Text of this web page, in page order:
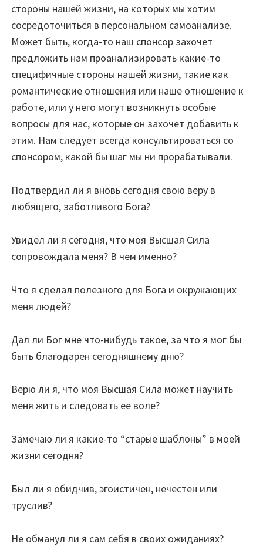
стороны нашей жизни, на которых мы хотим
сосредоточиться в персональном самоанализе.
Может быть, когда-то наш спонсор захочет
предложить нам проанализировать какие-то
специфичные стороны нашей жизни, такие как
романтические отношения или наше отношение к
работе, или у него могут возникнуть особые
вопросы для нас, которые он захочет добавить к
этим. Нам следует всегда консультироваться со
спонсором, какой бы шаг мы ни прорабатывали.
Подтвердил ли я вновь сегодня свою веру в
любящего, заботливого Бога?
Увидел ли я сегодня, что моя Высшая Сила
сопровождала меня? В чем именно?
Что я сделал полезного для Бога и окружающих
меня людей?
Дал ли Бог мне что-нибудь такое, за что я мог бы
быть благодарен сегодняшнему дню?
Верю ли я, что моя Высшая Сила может научить
меня жить и следовать ее воле?
Замечаю ли я какие-то “старые шаблоны” в моей
жизни сегодня?
Был ли я обидчив, эгоистичен, нечестен или
труслив?
Не обманул ли я сам себя в своих ожиданиях?